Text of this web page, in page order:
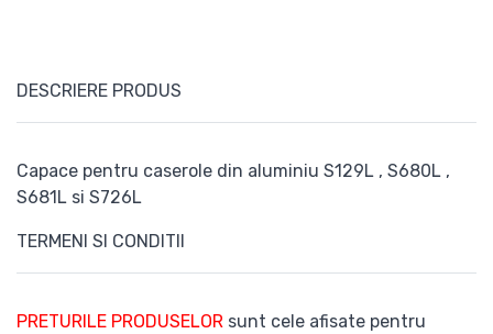
DESCRIERE PRODUS
Capace pentru caserole din aluminiu S129L , S680L ,
S681L si S726L
TERMENI SI CONDITII
PRETURILE PRODUSELOR sunt cele afisate pentru